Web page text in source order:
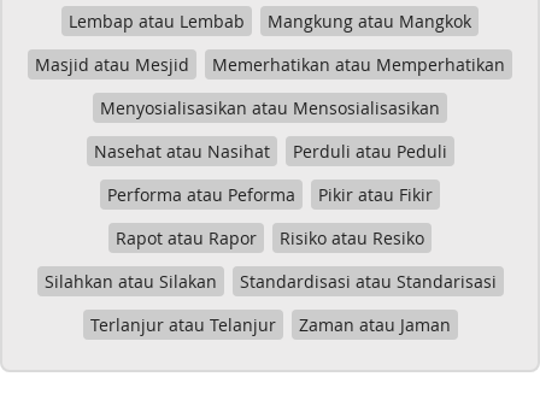
Lembap atau Lembab
Mangkung atau Mangkok
Masjid atau Mesjid
Memerhatikan atau Memperhatikan
Menyosialisasikan atau Mensosialisasikan
Nasehat atau Nasihat
Perduli atau Peduli
Performa atau Peforma
Pikir atau Fikir
Rapot atau Rapor
Risiko atau Resiko
Silahkan atau Silakan
Standardisasi atau Standarisasi
Terlanjur atau Telanjur
Zaman atau Jaman